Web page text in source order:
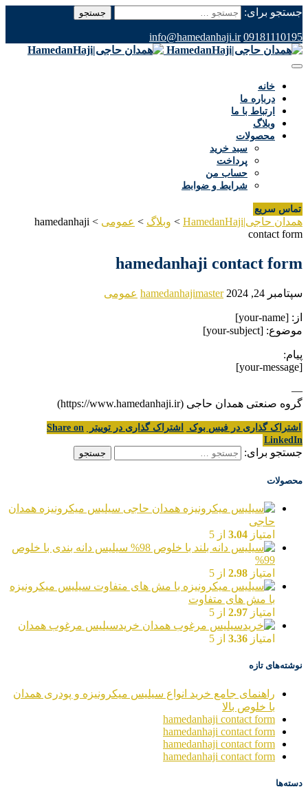
جستجو برای:
09181110195
info@hamedanhaji.ir
خانه
درباره ما
ارتباط با ما
وبلاگ
محصولات
سبد خرید
پرداخت
حساب من
شرایط و ضوابط
تماس سریع
همدان حاجی|HamedanHaji > وبلاگ > عمومی >
hamedanhaji
contact form
hamedanhaji contact form
سپتامبر 24, 2024 hamedanhajimaster عمومی
از: [your-name]
موضوع: [your-subject]
پیام:
[your-message]
—
گروه صنعتی همدان حاجی (https://www.hamedanhaji.ir)
اشتراک گذاری در فیس بوک اشتراک گذاری در توییتر
Share on
LinkedIn
جستجو برای:
محصولات
سیلیس میکرونیزه همدان
حاجی
امتیاز 3.04 از 5
سیلیس دانه بندی با خلوص
99%
امتیاز 2.98 از 5
سیلیس میکرونیزه
با مش های متفاوت
امتیاز 2.97 از 5
خریدسیلیس مرغوب همدان
امتیاز 3.36 از 5
نوشته‌های تازه
راهنمای جامع خرید انواع سیلیس میکرونیزه و پودری همدان
با خلوص بالا
hamedanhaji contact form
hamedanhaji contact form
hamedanhaji contact form
hamedanhaji contact form
دسته‌ها